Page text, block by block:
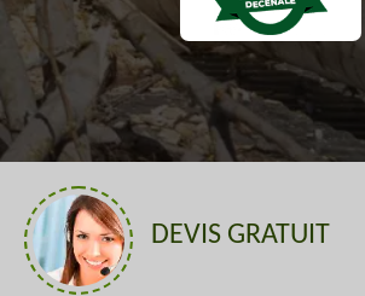
DEVIS GRATUIT